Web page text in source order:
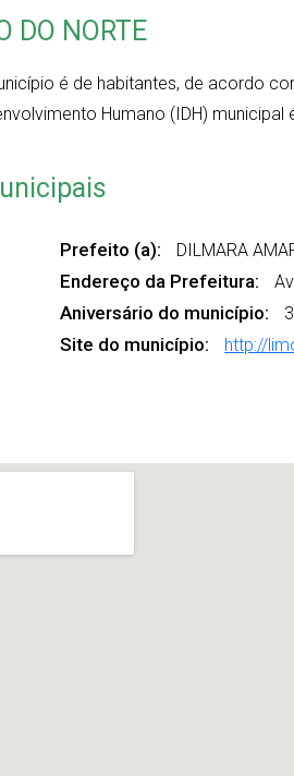
DO NORTE
é de habitantes, de acordo
Humano (IDH) municipal
Prefeito (a): DILMARA
Endereço da Prefeitura:
Aniversário do município:
Site do município: http://